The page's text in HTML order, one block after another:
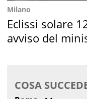
Milano
Eclissi solare
avviso del